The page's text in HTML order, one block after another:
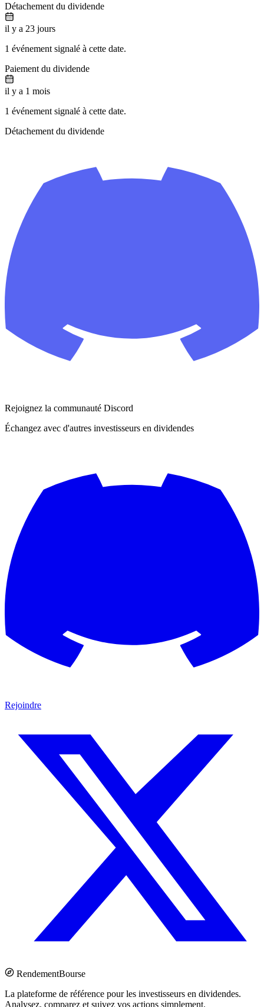
Détachement du dividende
il y a 23 jours
1 événement signalé à cette date.
Paiement du dividende
il y a 1 mois
1 événement signalé à cette date.
Détachement du dividende
Rejoignez la communauté Discord
Échangez avec d'autres investisseurs en dividendes
Rejoindre
RendementBourse
La plateforme de référence pour les investisseurs en dividendes.
Analysez, comparez et suivez vos actions simplement.